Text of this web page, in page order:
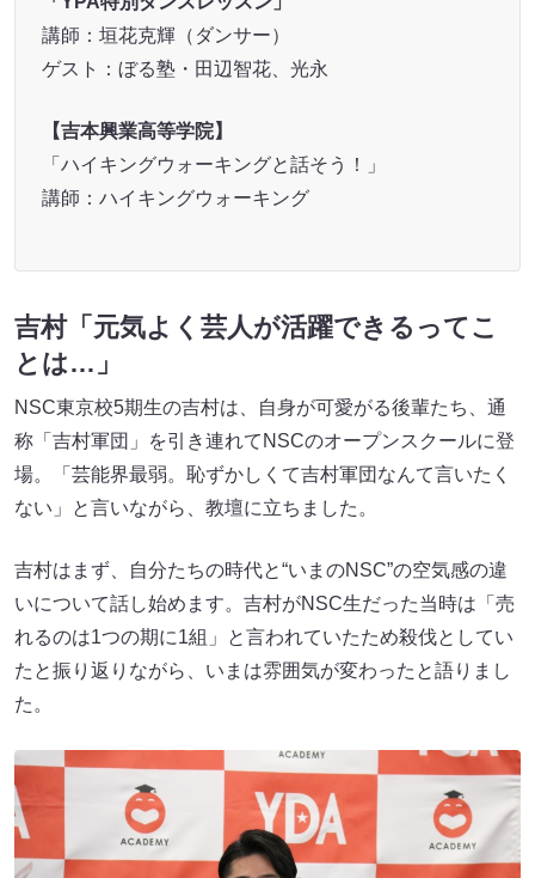
講師：垣花克輝（ダンサー）
ゲスト：ぼる塾・田辺智花、光永
【吉本興業高等学院】
「ハイキングウォーキングと話そう！」
講師：ハイキングウォーキング
吉村「元気よく芸人が活躍できるってこ
とは…」
NSC東京校5期生の吉村は、自身が可愛がる後輩たち、通
称「吉村軍団」を引き連れてNSCのオープンスクールに登
場。「芸能界最弱。恥ずかしくて吉村軍団なんて言いたく
ない」と言いながら、教壇に立ちました。
吉村はまず、自分たちの時代と“いまのNSC”の空気感の違
いについて話し始めます。吉村がNSC生だった当時は「売
れるのは1つの期に1組」と言われていたため殺伐としてい
たと振り返りながら、いまは雰囲気が変わったと語りまし
た。